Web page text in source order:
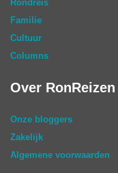
Rondreis
Familie
Cultuur
Columns
Over RonReizen
Onze bloggers
Zakelijk
Algemene voorwaarden